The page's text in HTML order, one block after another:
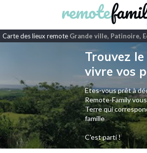
Carte des lieux remote Grande ville, Patinoire,
Trouvez
vivre vos
Etes-vous prêt à
Remote-Family
Terre qui
famille
C'est parti !